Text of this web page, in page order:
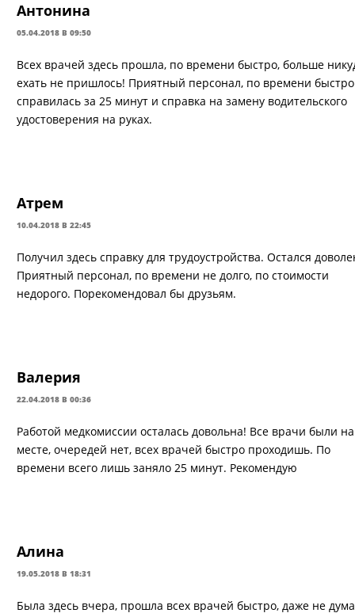
Антонина
05.04.2018 В 09:50
Всех врачей здесь прошла, по времени быстро, больше
ехать не пришлось! Приятный персонал, по времени быстро
справилась за 25 минут и справка на замену водительского
удостоверения на руках.
Атрем
10.04.2018 В 22:45
Получил здесь справку для трудоустройства. Остался
Приятный персонал, по времени не долго, по стоимости
недорого. Порекомендовал бы друзьям.
Валерия
22.04.2018 В 00:36
Работой медкомиссии осталась довольна! Все врачи были на
месте, очередей нет, всех врачей быстро проходишь. По
времени всего лишь заняло 25 минут. Рекомендую
Алина
19.05.2018 В 18:31
Была здесь вчера, прошла всех врачей быстро, даже не